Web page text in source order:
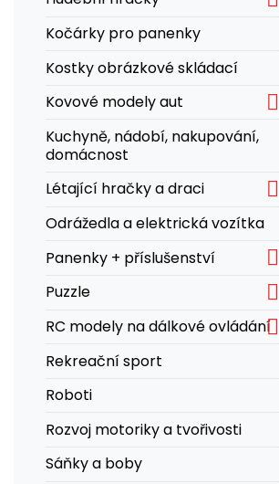
Kočárky pro panenky
Kostky obrázkové skládací
Kovové modely aut

Kuchyně, nádobí, nakupování,
domácnost
Létající hračky a draci

Odrážedla a elektrická vozítka
Panenky + příslušenství

Puzzle 
RC modely na dálkové ovládání
Rekreační sport
Roboti
Rozvoj motoriky a tvořivosti
Sáňky a boby